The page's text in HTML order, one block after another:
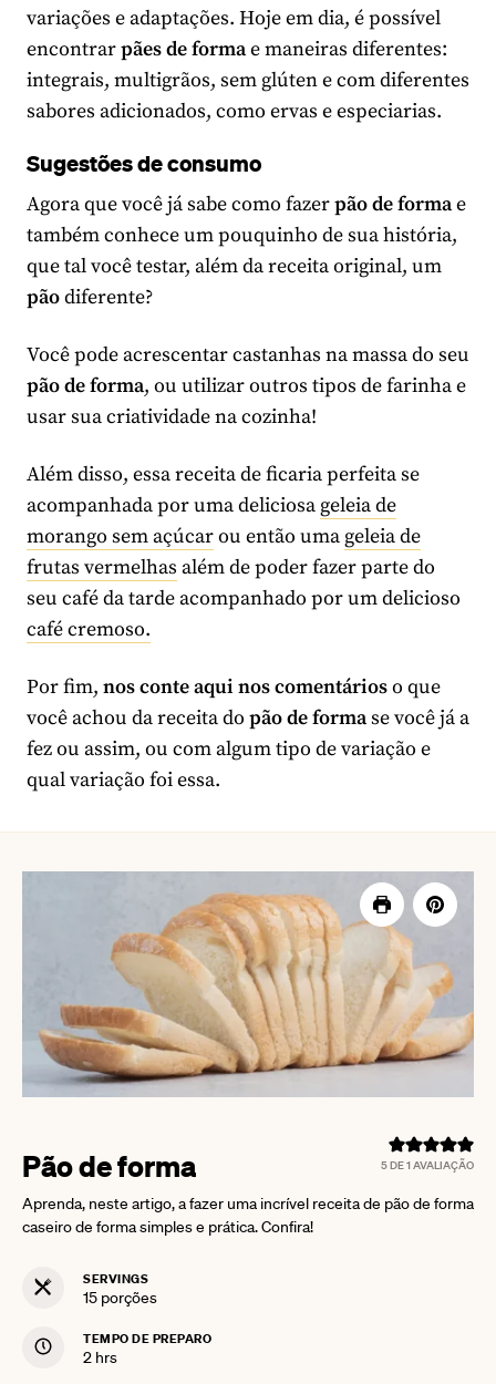
variações e adaptações. Hoje em dia, é possível
encontrarpães de formae maneiras diferentes:
integrais, multigrãos, sem glúten e com diferentes
sabores adicionados, como ervas e especiarias.
Sugestões de consumo
Agora que você já sabe como fazerpão deformae
também conhece um pouquinho de sua história,
que tal você testar, além da receita original, um
pãodiferente?
Você pode acrescentar castanhas na massa do seu
pão de forma, ou utilizar outros tipos de farinha e
usar sua criatividade na cozinha!
Além disso, essa receita de ficaria perfeita se
acompanhada por uma deliciosa geleia de
morango sem açúcarou então uma geleia de
frutas vermelhas além de poder fazer parte do
seu café da tarde acompanhado por um delicioso
café cremoso.
Por fim, nos conte aqui nos comentárioso que
você achou da receita do pão de formase você já a
fez ou assim, ou com algum tipo de variação e
qual variação foi essa.
5DE 1 AVALIAÇÃO
Pão de forma
Aprenda, neste artigo, a fazer uma incrível receita de pão de forma
caseiro de forma simples e prática. Confira!
SERVINGS
15 porções
TEMPO DE PREPARO
2hours
hrs